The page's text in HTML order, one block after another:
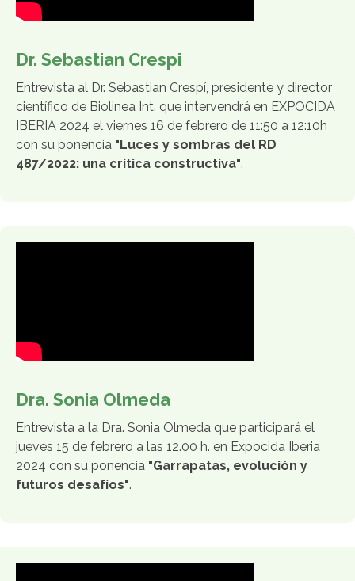
Dr. Sebastian Crespi
Entrevista al Dr. Sebastian Crespí, presidente y director
científico de Biolinea Int. que intervendrá en EXPOCIDA
IBERIA 2024 el viernes 16 de febrero de 11:50 a 12:10h
con su ponencia "Luces y sombras del RD
487/2022: una crítica constructiva".
Dra. Sonia Olmeda
Entrevista a la Dra. Sonia Olmeda que participará el
jueves 15 de febrero a las 12.00 h. en Expocida Iberia
2024 con su ponencia "Garrapatas, evolución y
futuros desafíos".